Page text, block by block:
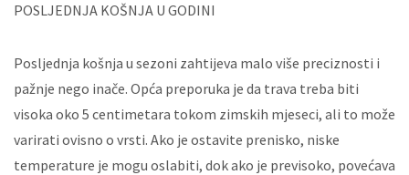
POSLJEDNJA KOŠNJA U GODINI
Posljednja košnja u sezoni zahtijeva malo više preciznosti i
pažnje nego inače. Opća preporuka je da trava treba biti
visoka oko 5 centimetara tokom zimskih mjeseci, ali to može
varirati ovisno o vrsti. Ako je ostavite prenisko, niske
temperature je mogu oslabiti, dok ako je previsoko, povećava